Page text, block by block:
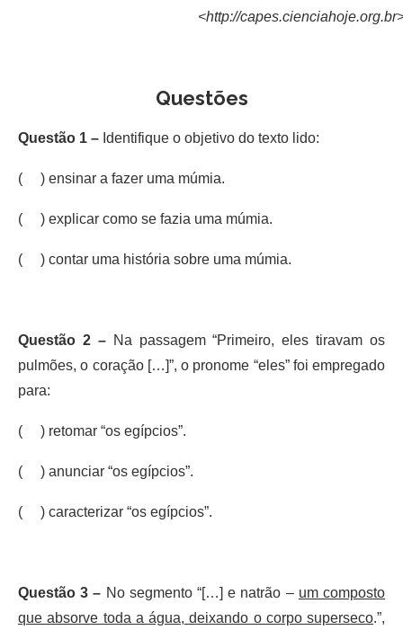
<http://
Questões
Questão 1 – Identifique o objetivo do texto lido:
( ) ensinar a fazer uma múmia.
( ) explicar como se fazia uma múmia.
( ) contar uma história sobre uma múmia.
Questão 2 –Na passagem “Primeiro, eles tiravam os
pulmões, o coração […]”, o pronome “eles” foi empregado
para:
( ) retomar “os egípcios”.
( ) anunciar “os egípcios”.
( ) caracterizar “os egípcios”.
Questão 3 – No segmento “[…] e natrão – um composto
que absorve toda a água, deixando o corpo superseco.”,